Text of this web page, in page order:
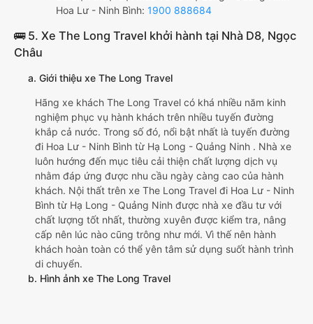
Hoa Lư - Ninh Bình: 1900 888684
🚌 5. Xe The Long Travel khởi hành tại Nhà D8, Ngọc
Châu
a. Giới thiệu xe The Long Travel
Hãng xe khách The Long Travel có khá nhiều năm kinh
nghiệm phục vụ hành khách trên nhiều tuyến đường
khắp cả nước. Trong số đó, nổi bật nhất là tuyến đường
đi Hoa Lư - Ninh Bình từ Hạ Long - Quảng Ninh . Nhà xe
luôn hướng đến mục tiêu cải thiện chất lượng dịch vụ
nhằm đáp ứng được nhu cầu ngày càng cao của hành
khách. Nội thất trên xe The Long Travel đi Hoa Lư - Ninh
Bình từ Hạ Long - Quảng Ninh được nhà xe đầu tư với
chất lượng tốt nhất, thường xuyên được kiểm tra, nâng
cấp nên lúc nào cũng trông như mới. Vì thế nên hành
khách hoàn toàn có thể yên tâm sử dụng suốt hành trình
di chuyển.
b. Hình ảnh xe The Long Travel